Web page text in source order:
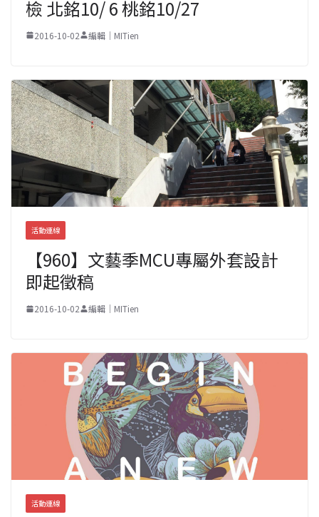
檢 北銘10/ 6 桃銘10/27
2016-10-02 編輯｜MITien
活動連線
【960】文藝季MCU專屬外套設計
即起徵稿
2016-10-02 編輯｜MITien
活動連線